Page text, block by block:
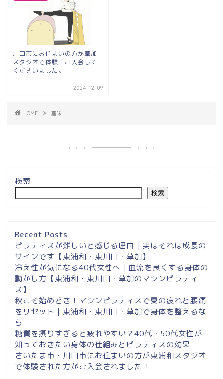
川口市にお住まいの方が草加
スタジオで体験・ご入会して
くださいました。
2024-12-09
HOME 趣味
検索
検索
Recent Posts
ピラティスが難しいと感じる理由｜実はそれは成長の
サインです【東浦和・東川口・草加】
冷え性が気になる40代女性へ｜血流を良くする身体の
動かし方【東浦和・東川口・草加のマシンピラティ
ス】
秋こそ始めどき！マシンピラティスで夏の疲れと腰痛
をリセット｜東浦和・東川口・草加で身体を整えるな
ら
糖質を摂りすぎると疲れやすい？40代・50代女性が
知っておきたい身体の仕組みとピラティスの効果
さいたま市・川口市にお住まいの方が東浦和スタジオ
で体験された方がご入会されました！
内
東浦和スタジオ予約
東浦和｜大人女性のための
マシンピラティススタジオ
Instagram